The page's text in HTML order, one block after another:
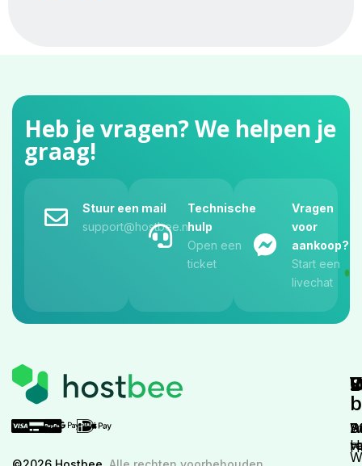
Heb je vragen? We helpen je
graag!
Stuur een mail
support@hostbee.nl
Technische
hulp
Open een
ticket
Vragen
voor
aankoop?
Start een
livechat